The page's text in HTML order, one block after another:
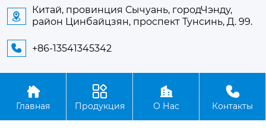

Китай, провинция Сычуань, городЧэнду,
район Цинбайцзян, проспект Тунсинь, Д. 99.
 +86-13541345342
Авторское право©ООО Чэнду Сижун по Новому
материалу

Главная

Продукция

О Нас

Контакты